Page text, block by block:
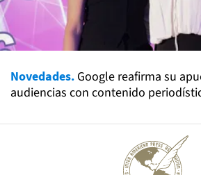
Novedades. Google reafirma su
audiencias con contenido